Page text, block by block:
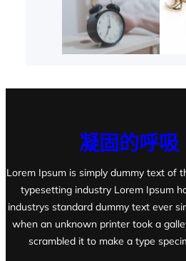
凝固的呼吸
Lorem Ipsum is simply dummy text of
typesetting industry Lorem Ipsum
industrys standard dummy text ever
when an unknown printer took a
scrambled it to make a type